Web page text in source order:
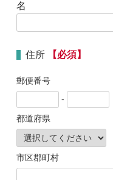
名
住所 【必須】
郵便番号
-
都道府県
市区郡町村